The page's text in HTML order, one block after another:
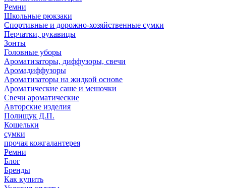
Ремни
Школьные рюкзаки
Спортивные и дорожно-хозяйственные сумки
Перчатки, рукавицы
Зонты
Головные уборы
Ароматизаторы, диффузоры, свечи
Аромадиффузоры
Ароматизаторы на жидкой основе
Ароматические саше и мешочки
Свечи ароматические
Авторские изделия
Полищук Д.П.
Кошельки
сумки
прочая кожгалантерея
Ремни
Блог
Бренды
Как купить